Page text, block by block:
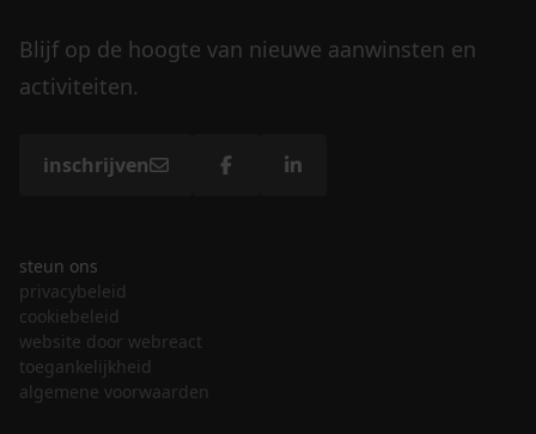
Blijf op de hoogte van nieuwe aanwinsten en
activiteiten.
inschrijven
steun ons
privacybeleid
cookiebeleid
website door webreact
toegankelijkheid
algemene voorwaarden